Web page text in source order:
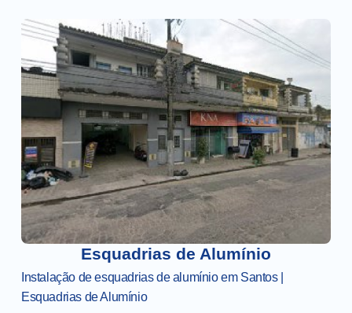
Esquadrias de Alumínio
Instalação de esquadrias de alumínio em Santos |
Esquadrias de Alumínio